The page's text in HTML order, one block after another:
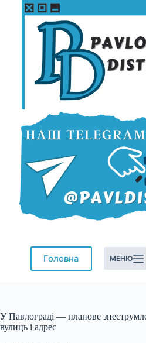
Перейти
Головна МЕНЮ
У Павлограді — планове
вулиць і адрес